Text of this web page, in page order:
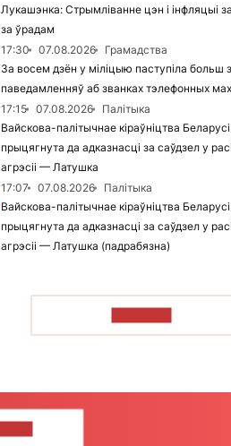
Лукашэнка: Стрымліванне цэн і інфляцыі
за ўрадам
17:30
07.08.2026
Грамадства
За восем дзён у міліцыю паступіла больш
паведамленняў аб званках тэлефонных
17:15
07.08.2026
Палітыка
Вайскова-палітычнае кіраўніцтва
прыцягнута да адказнасці за саўдзел у
агрэсіі — Латушка
17:07
07.08.2026
Палітыка
Вайскова-палітычнае кіраўніцтва
прыцягнута да адказнасці за саўдзел у
агрэсіі — Латушка (падрабязна)